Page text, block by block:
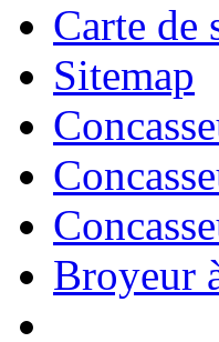
Carte de
Sitemap
Broyeur